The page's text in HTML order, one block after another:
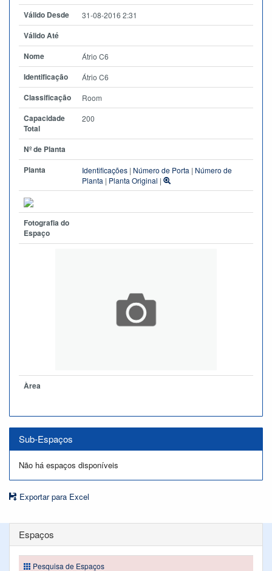
Válido Desde 31-08-2016 2:31
Válido Até
Nome
Átrio C6
Identificação Átrio C6
Classificação Room
Capacidade
Total
200
Nº de Planta
Planta
Identificações | Número de Porta | Número de
Planta | Planta Original |
Fotografia do
Espaço
Àrea
Sub-Espaços
Não há espaços disponíveis
Exportar para Excel
Espaços
Pesquisa de Espaços